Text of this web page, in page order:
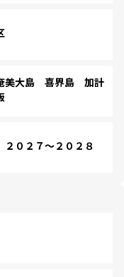
美大島 喜界島 加計
０２７～２０２８